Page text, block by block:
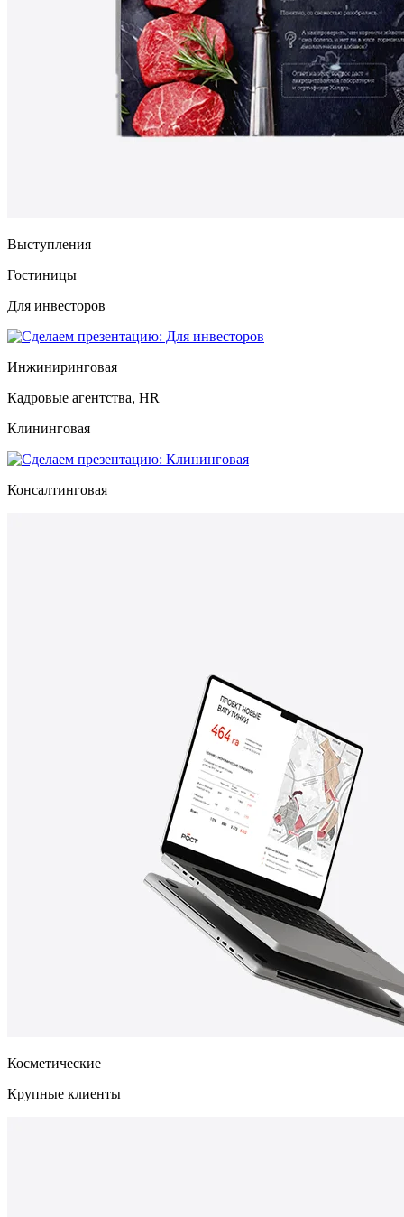
Выступления
Гостиницы
Для инвесторов
Инжиниринговая
Кадровые агентства, HR
Клининговая
Консалтинговая
Косметические
Крупные клиенты